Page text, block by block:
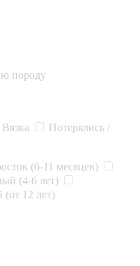
породу
Вязка
Потерялись /
(6-11 месяцев)
(4-6 лет)
12 лет)